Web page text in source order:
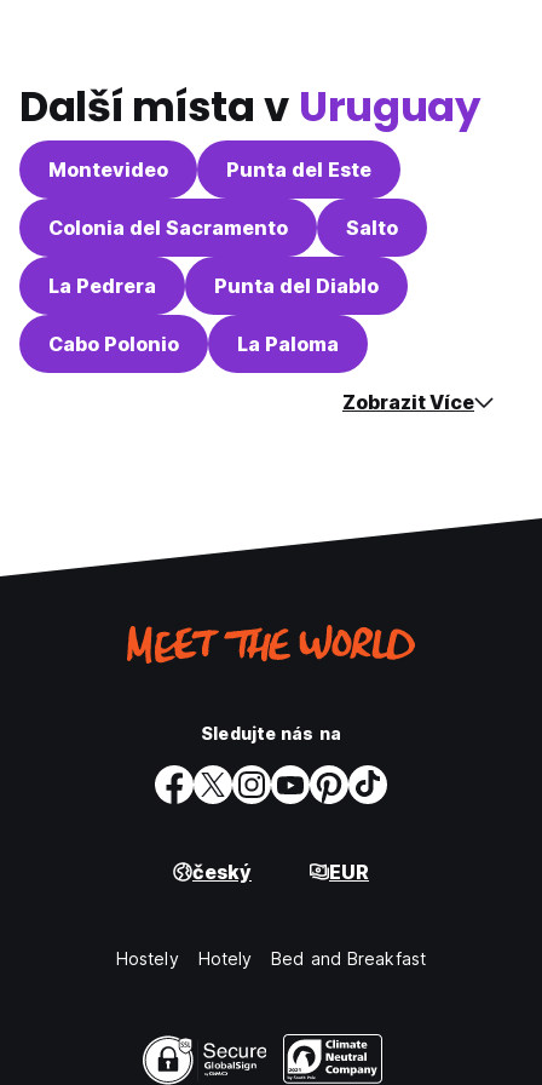
Další místa v Uruguay
Montevideo Punta del Este
Colonia del Sacramento Salto
La Pedrera Punta del Diablo
Cabo Polonio La Paloma
Zobrazit Více
Sledujte nás na
český EUR
Hostely Hotely Bed and Breakfast